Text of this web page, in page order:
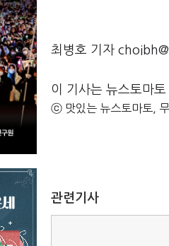
최병호 기자
이 기사는 뉴스토마
ⓒ 맛있는 뉴스토마토,
관련기사